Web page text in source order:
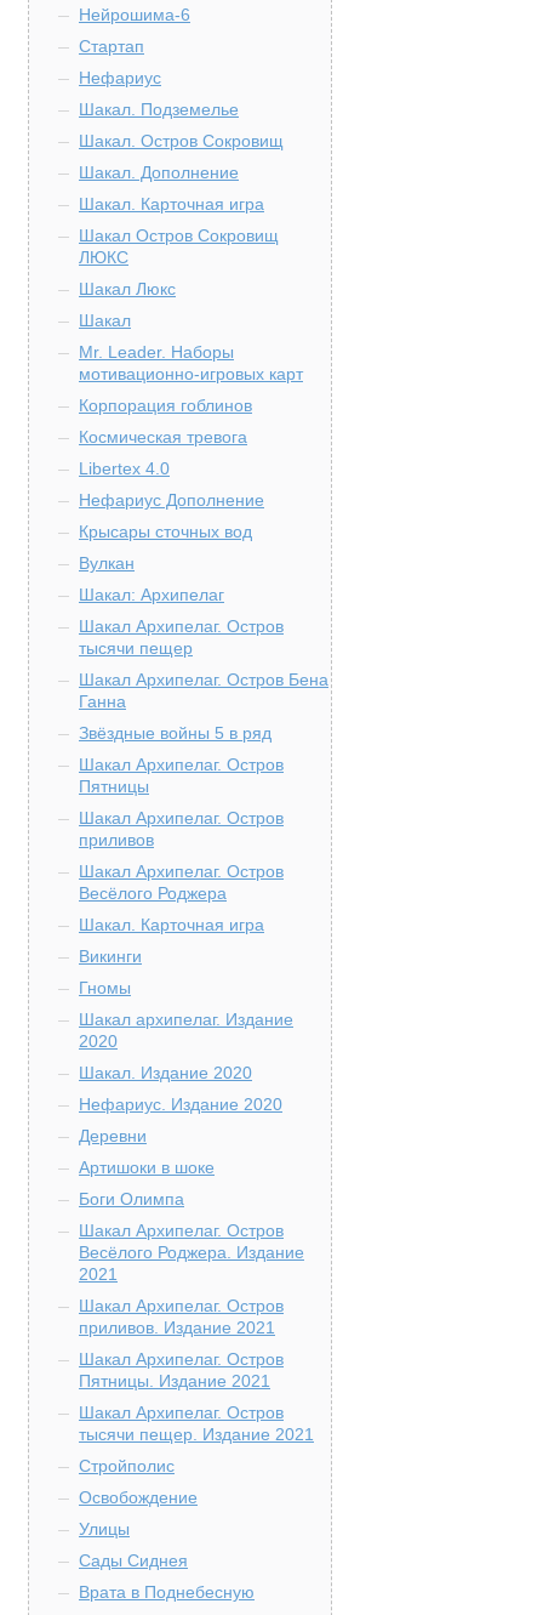
Нейрошима-6
Стартап
Нефариус
Шакал. Подземелье
Шакал. Остров Сокровищ
Шакал. Дополнение
Шакал. Карточная игра
Шакал Остров Сокровищ
ЛЮКС
Шакал Люкс
Шакал
Mr. Leader. Наборы
мотивационно-игровых карт
Корпорация гоблинов
Космическая тревога
Libertex 4.0
Нефариус Дополнение
Крысары сточных вод
Вулкан
Шакал: Архипелаг
Шакал Архипелаг. Остров
тысячи пещер
Шакал Архипелаг. Остров Бена
Ганна
Звёздные войны 5 в ряд
Шакал Архипелаг. Остров
Пятницы
Шакал Архипелаг. Остров
приливов
Шакал Архипелаг. Остров
Весёлого Роджера
Шакал. Карточная игра
Викинги
Гномы
Шакал архипелаг. Издание
2020
Шакал. Издание 2020
Нефариус. Издание 2020
Деревни
Артишоки в шоке
Боги Олимпа
Шакал Архипелаг. Остров
Весёлого Роджера. Издание
2021
Шакал Архипелаг. Остров
приливов. Издание 2021
Шакал Архипелаг. Остров
Пятницы. Издание 2021
Шакал Архипелаг. Остров
тысячи пещер. Издание 2021
Стройполис
Освобождение
Улицы
Сады Сиднея
Врата в Поднебесную